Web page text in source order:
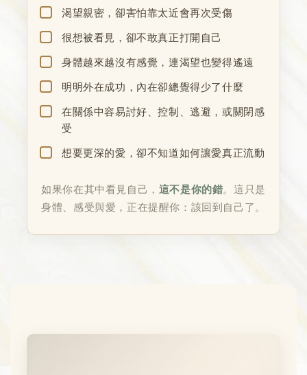
渴望親密，卻害怕靠太近會再次受傷
很想被看見，卻不敢真正打開自己
身體越來越沒有感覺，連渴望也變得遙遠
明明外在成功，內在卻總覺得少了什麼
在關係中容易討好、控制、逃避，或關閉感
受
想要更深的愛，卻不知道如何讓愛真正流動
如果你在其中看見自己， 這不是你的錯。這只是
身體、感受與愛，正在提醒你：該回到自己了。